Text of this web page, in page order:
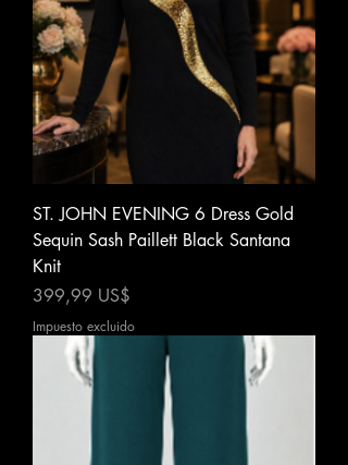
ST. JOHN EVENING 6 Dress Gold
Sequin Sash Paillett Black Santana
Knit
Precio
399,99 US$
Impuesto excluido